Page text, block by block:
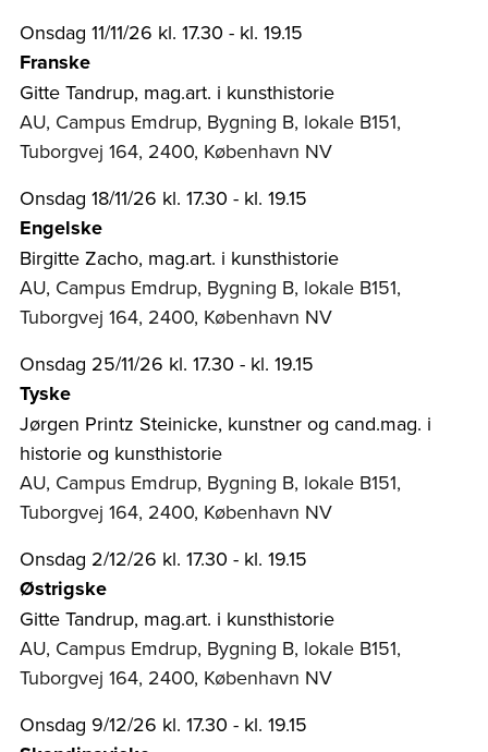
Onsdag 11/11/26 kl. 17.30 - kl. 19.15
Franske
Gitte Tandrup, mag.art. i kunsthistorie
AU, Campus Emdrup, Bygning B, lokale B151,
Tuborgvej 164, 2400, København NV
Onsdag 18/11/26 kl. 17.30 - kl. 19.15
Engelske
Birgitte Zacho, mag.art. i kunsthistorie
AU, Campus Emdrup, Bygning B, lokale B151,
Tuborgvej 164, 2400, København NV
Onsdag 25/11/26 kl. 17.30 - kl. 19.15
Tyske
Jørgen Printz Steinicke, kunstner og cand.mag. i
historie og kunsthistorie
AU, Campus Emdrup, Bygning B, lokale B151,
Tuborgvej 164, 2400, København NV
Onsdag 2/12/26 kl. 17.30 - kl. 19.15
Østrigske
Gitte Tandrup, mag.art. i kunsthistorie
AU, Campus Emdrup, Bygning B, lokale B151,
Tuborgvej 164, 2400, København NV
Onsdag 9/12/26 kl. 17.30 - kl. 19.15